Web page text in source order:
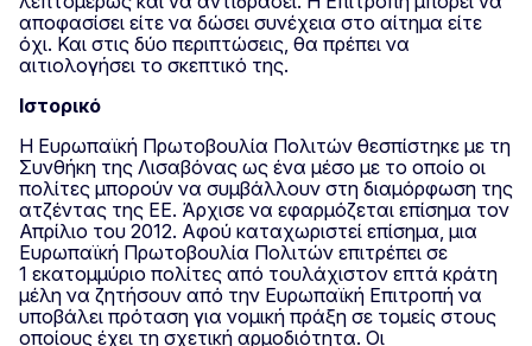
αποφασίσει είτε να δώσει συνέχεια στο αίτημα είτε
όχι. Και στις δύο περιπτώσεις, θα πρέπει να
αιτιολογήσει το σκεπτικό της.
Ιστορικό
Η Ευρωπαϊκή Πρωτοβουλία Πολιτών θεσπίστηκε με τη
Συνθήκη της Λισαβόνας ως ένα μέσο με το οποίο οι
πολίτες μπορούν να συμβάλλουν στη διαμόρφωση της
ατζέντας της ΕΕ. Άρχισε να εφαρμόζεται επίσημα τον
Απρίλιο του 2012. Αφού καταχωριστεί επίσημα, μια
Ευρωπαϊκή Πρωτοβουλία Πολιτών επιτρέπει σε
1 εκατομμύριο πολίτες από τουλάχιστον επτά κράτη
μέλη να ζητήσουν από την Ευρωπαϊκή Επιτροπή να
υποβάλει πρόταση για νομική πράξη σε τομείς στους
οποίους έχει τη σχετική αρμοδιότητα. Οι